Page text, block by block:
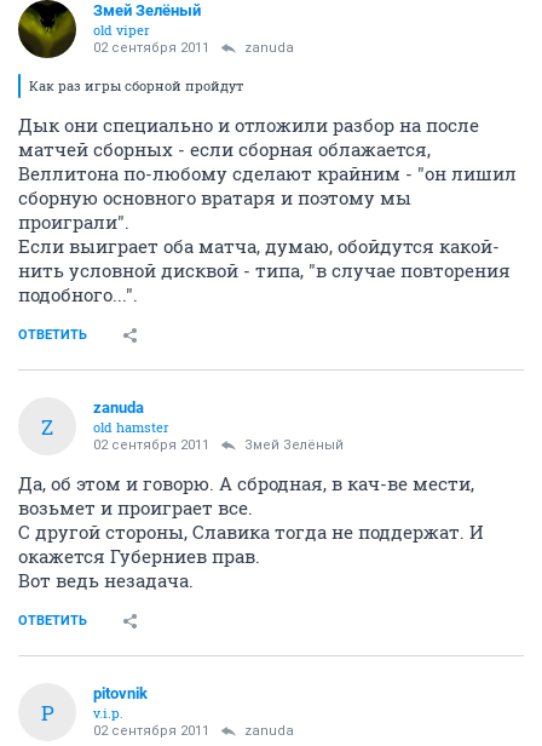
Змей Зелёный
old viper
02 сентября 2011 zanuda
Как раз игры сборной пройдут
Дык они специально и отложили разбор на после
матчей сборных - если сборная облажается,
Веллитона по-любому сделают крайним - "он лишил
сборную основного вратаря и поэтому мы
проиграли".
Если выиграет оба матча, думаю, обойдутся какой-
нить условной дисквой - типа, "в случае повторения
подобного...".
ОТВЕТИТЬ
Z
zanuda
old hamster
02 сентября 2011 Змей Зелёный
Да, об этом и говорю. А сбродная, в кач-ве мести,
возьмет и проиграет все.
С другой стороны, Славика тогда не поддержат. И
окажется Губерниев прав.
Вот ведь незадача.
ОТВЕТИТЬ
P
pitovnik
v.i.p.
02 сентября 2011 zanuda